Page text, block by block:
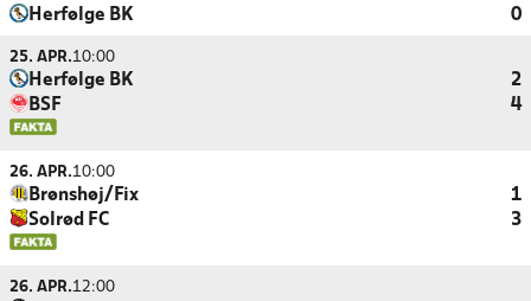
Herfølge BK
0
25. APR.10:00
Herfølge BK
2
BSF
4
26. APR.10:00
Brønshøj/Fix
1
Solrød FC
3
26. APR.12:00